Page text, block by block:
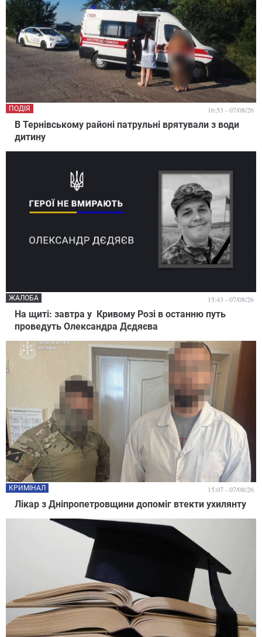
В Тернівському районі патрульні врятували з води
дитину
ПОДІЯ 16:53 - 07/08/26
На щиті: завтра у Кривому Розі в останню путь
проведуть Олександра Дєдяєва
ЖАЛОБА 15:43 - 07/08/26
Лікар з Дніпропетровщини допоміг втекти ухилянту
КРИМІНАЛ 15:07 - 07/08/26